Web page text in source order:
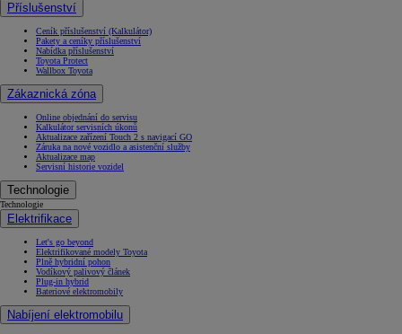
Příslušenství
Ceník příslušenství (Kalkulátor)
Pakety a ceníky příslušenství
Nabídka příslušenství
Toyota Protect
Wallbox Toyota
Zákaznická zóna
Online objednání do servisu
Kalkulátor servisních úkonů
Aktualizace zařízení Touch 2 s navigací GO
Záruka na nové vozidlo a asistenční služby
Aktualizace map
Servisní historie vozidel
Technologie
Technologie
Elektrifikace
Let's go beyond
Elektrifikované modely Toyota
Plně hybridní pohon
Vodíkový palivový článek
Plug-in hybrid
Bateriové elektromobily
Nabíjení elektromobilu